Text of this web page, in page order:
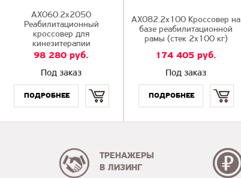
AX060.2х2050
Реабилитационный
кроссовер для
кинезитерапии
98 280 руб.
Под заказ
AX082.2х100 Кроссовер на
базе реабилитационной
рамы (стек 2х100 кг)
174 405 руб.
Под заказ
ТРЕНАЖЕРЫ
В ЛИЗИНГ